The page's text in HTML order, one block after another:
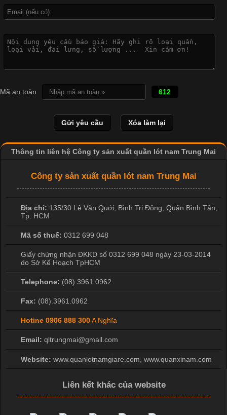
May Mặc Trong ngành in ấn và thời trang, in chuyển nhiệt đang
là một trong những công nghệ phổ biến nhờ khả năng tạo ra
hình ảnh sắc nét và bền màu. Đặc biệt, kỹ thuật này được ứng
dụng rộng rãi trong sản xuất áo thun, đồ thể thao
Vì Sao Cơ Sở Sản Xuất Quần Lót Nam Ưa Chuộng Vải
Cotton?
Vải cotton là một trong những chất liệu được sử dụng rộng rãi
nhất trong ngành dệt may nhờ đặc tính mềm mại, thoáng mát
Mã an toàn 612
Thông tin liên hệ Công ty sản xuất quần lót nam Trung Mai
Công ty sản xuất quần lót nam Trung Mai
Địa chỉ: 135/30 Lê Văn Quới, Bình Trị Đông Quận Bình Tân
Tp. HCM
Mã số thuế: 0312 699 048
Giấy chứng nhận ĐKKD số 0312 699 048 ngày 23-03-2014
do Sở Kế Hoạch TpHCM
Telephone: (08).3961.0962
Fax: (08).3961.0962
Hotine 0906 888 300A Nghĩa
Email: qltrungmai@gmail.com
Website: www.quanlotnamgiare.com, www.quanxinam.com
Liên kết khác của website